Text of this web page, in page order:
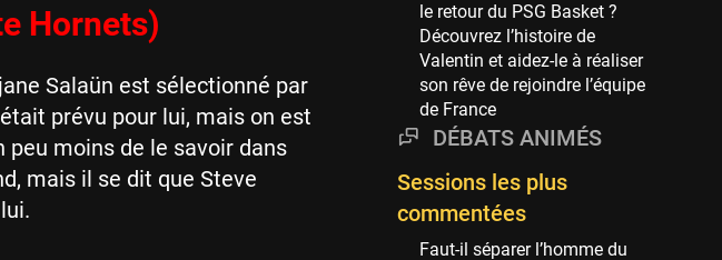
Hornets)
Salaün est sélectionné par
prévu pour lui, mais on est
peu moins de le savoir dans
mais il se dit que Steve
Indiana Pacers
53 sessions
New Orleans Pelicans
Jeux Olympiques
Atlanta Hawks
45 sessions
le retour du PSG Basket ?
Découvrez l’histoire de
Valentin et aidez-le à réaliser
son rêve de rejoindre l’équipe
de France
DÉBATS ANIMÉS
Sessions les plus
commentées
Faut-il séparer l’homme du